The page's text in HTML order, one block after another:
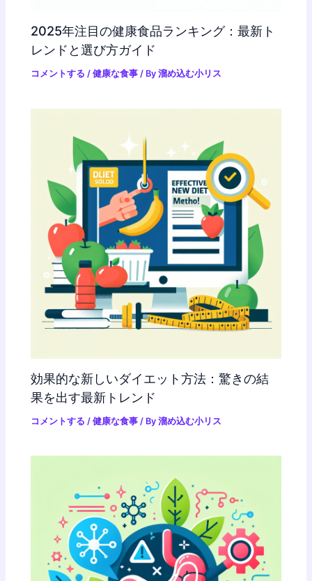
2025年注目の健康食品ランキング：最新ト
レンドと選び方ガイド
コメントする /健康な食事 / By溜め込む小リス
効果的な新しいダイエット方法：驚きの結
果を出す最新トレンド
コメントする /健康な食事 / By溜め込む小リス